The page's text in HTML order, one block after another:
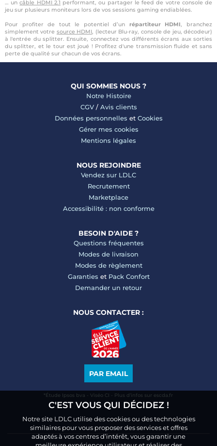
… uncâble HDMI 2.1 performant, ou partager le feed de votre console de
jeu sur plusieurs moniteurs lors de vos sessions gaming endiablées.
Pour profiter de tout le potentiel d’un répartiteur HDMI, branchez
simplement votre source HDMI, (lecteur Blu-ray, console de jeu, décodeur)
à l'entrée du splitter. Ensuite, connectez vos différents écrans aux sorties
du splitter, et le tour est joué ! Profitez d'une transmission fluide et sans
perte de qualité sur chacun de vos écrans.
QUI SOMMES NOUS ?
Notre Histoire
CGV/ Avis clients
Données personnelles et Cookies
Gérer mes cookies
Mentions légales
NOUS REJOINDRE
Vendez sur LDLC
Recrutement
Marketplace
Accessibilité : non conforme
BESOIN D'AIDE ?
Questions fréquentes
Modes de livraison
Modes de règlement
Garanties et Pack Confort
Demander un retour
NOUS CONTACTER :
PAR EMAIL
*Étude Ipsos bva - Viséo CI - Plus d’infos sur escda.fr
C'EST VOUS QUI DÉCIDEZ !
Notre site LDLC utilise des cookies ou des technologies
similaires pour vous proposer des services et offres
adaptés à vos centres d’intérêt, vous garantir une